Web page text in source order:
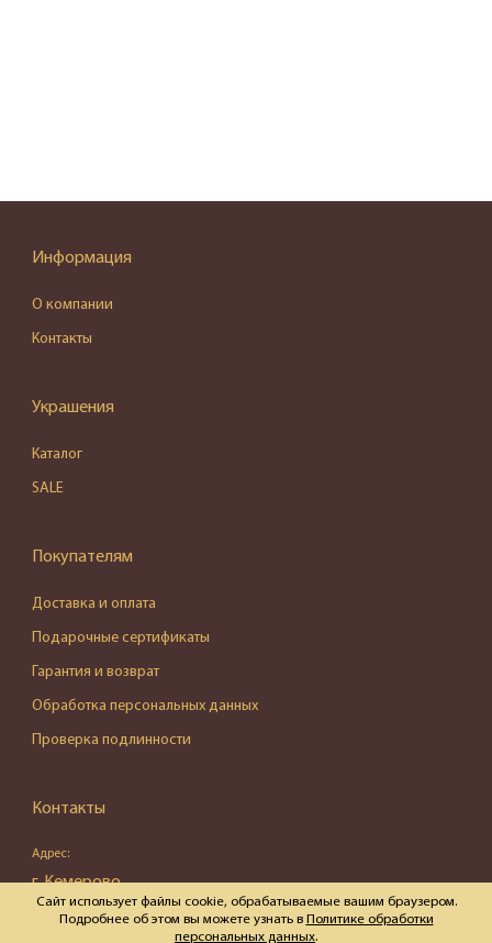
Информация
О компании
Контакты
Украшения
Каталог
SALE
Покупателям
Доставка и оплата
Подарочные сертификаты
Гарантия и возврат
Обработка персональных данных
Проверка подлинности
Контакты
Адрес:
г. Кемерово,
ул. Весенняя, д. 16, пом. 87
Сайт использует файлы cookie, обрабатываемые вашим браузером.
Подробнее об этом вы можете узнать в Политике обработки
персональных данных.